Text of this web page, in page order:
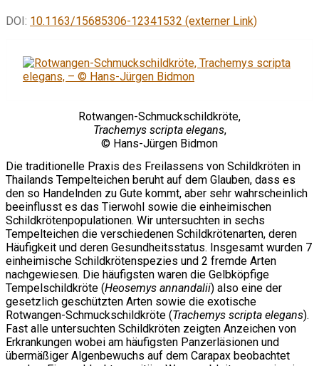
DOI: 10.1163/15685306-12341532 (externer Link)
Rotwangen-Schmuckschildkröte,
Trachemys scripta elegans,
© Hans-Jürgen Bidmon
Die traditionelle Praxis des Freilassens von Schildkröten in
Thailands Tempelteichen beruht auf dem Glauben, dass es
den so Handelnden zu Gute kommt, aber sehr wahrscheinlich
beeinflusst es das Tierwohl sowie die einheimischen
Schildkrötenpopulationen. Wir untersuchten in sechs
Tempelteichen die verschiedenen Schildkrötenarten, deren
Häufigkeit und deren Gesundheitsstatus. Insgesamt wurden 7
einheimische Schildkrötenspezies und 2 fremde Arten
nachgewiesen. Die häufigsten waren die Gelbköpfige
Tempelschildkröte (Heosemys annandalii) also eine der
gesetzlich geschützten Arten sowie die exotische
Rotwangen-Schmuckschildkröte (Trachemys scripta elegans).
Fast alle untersuchten Schildkröten zeigten Anzeichen von
Erkrankungen wobei am häufigsten Panzerläsionen und
übermäßiger Algenbewuchs auf dem Carapax beobachtet